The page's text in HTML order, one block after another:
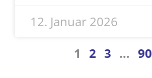
12. Januar 2026
1 2 3 … 90